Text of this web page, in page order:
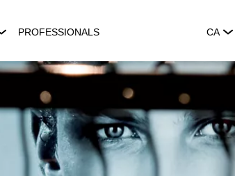
PROFESSIONALS CA